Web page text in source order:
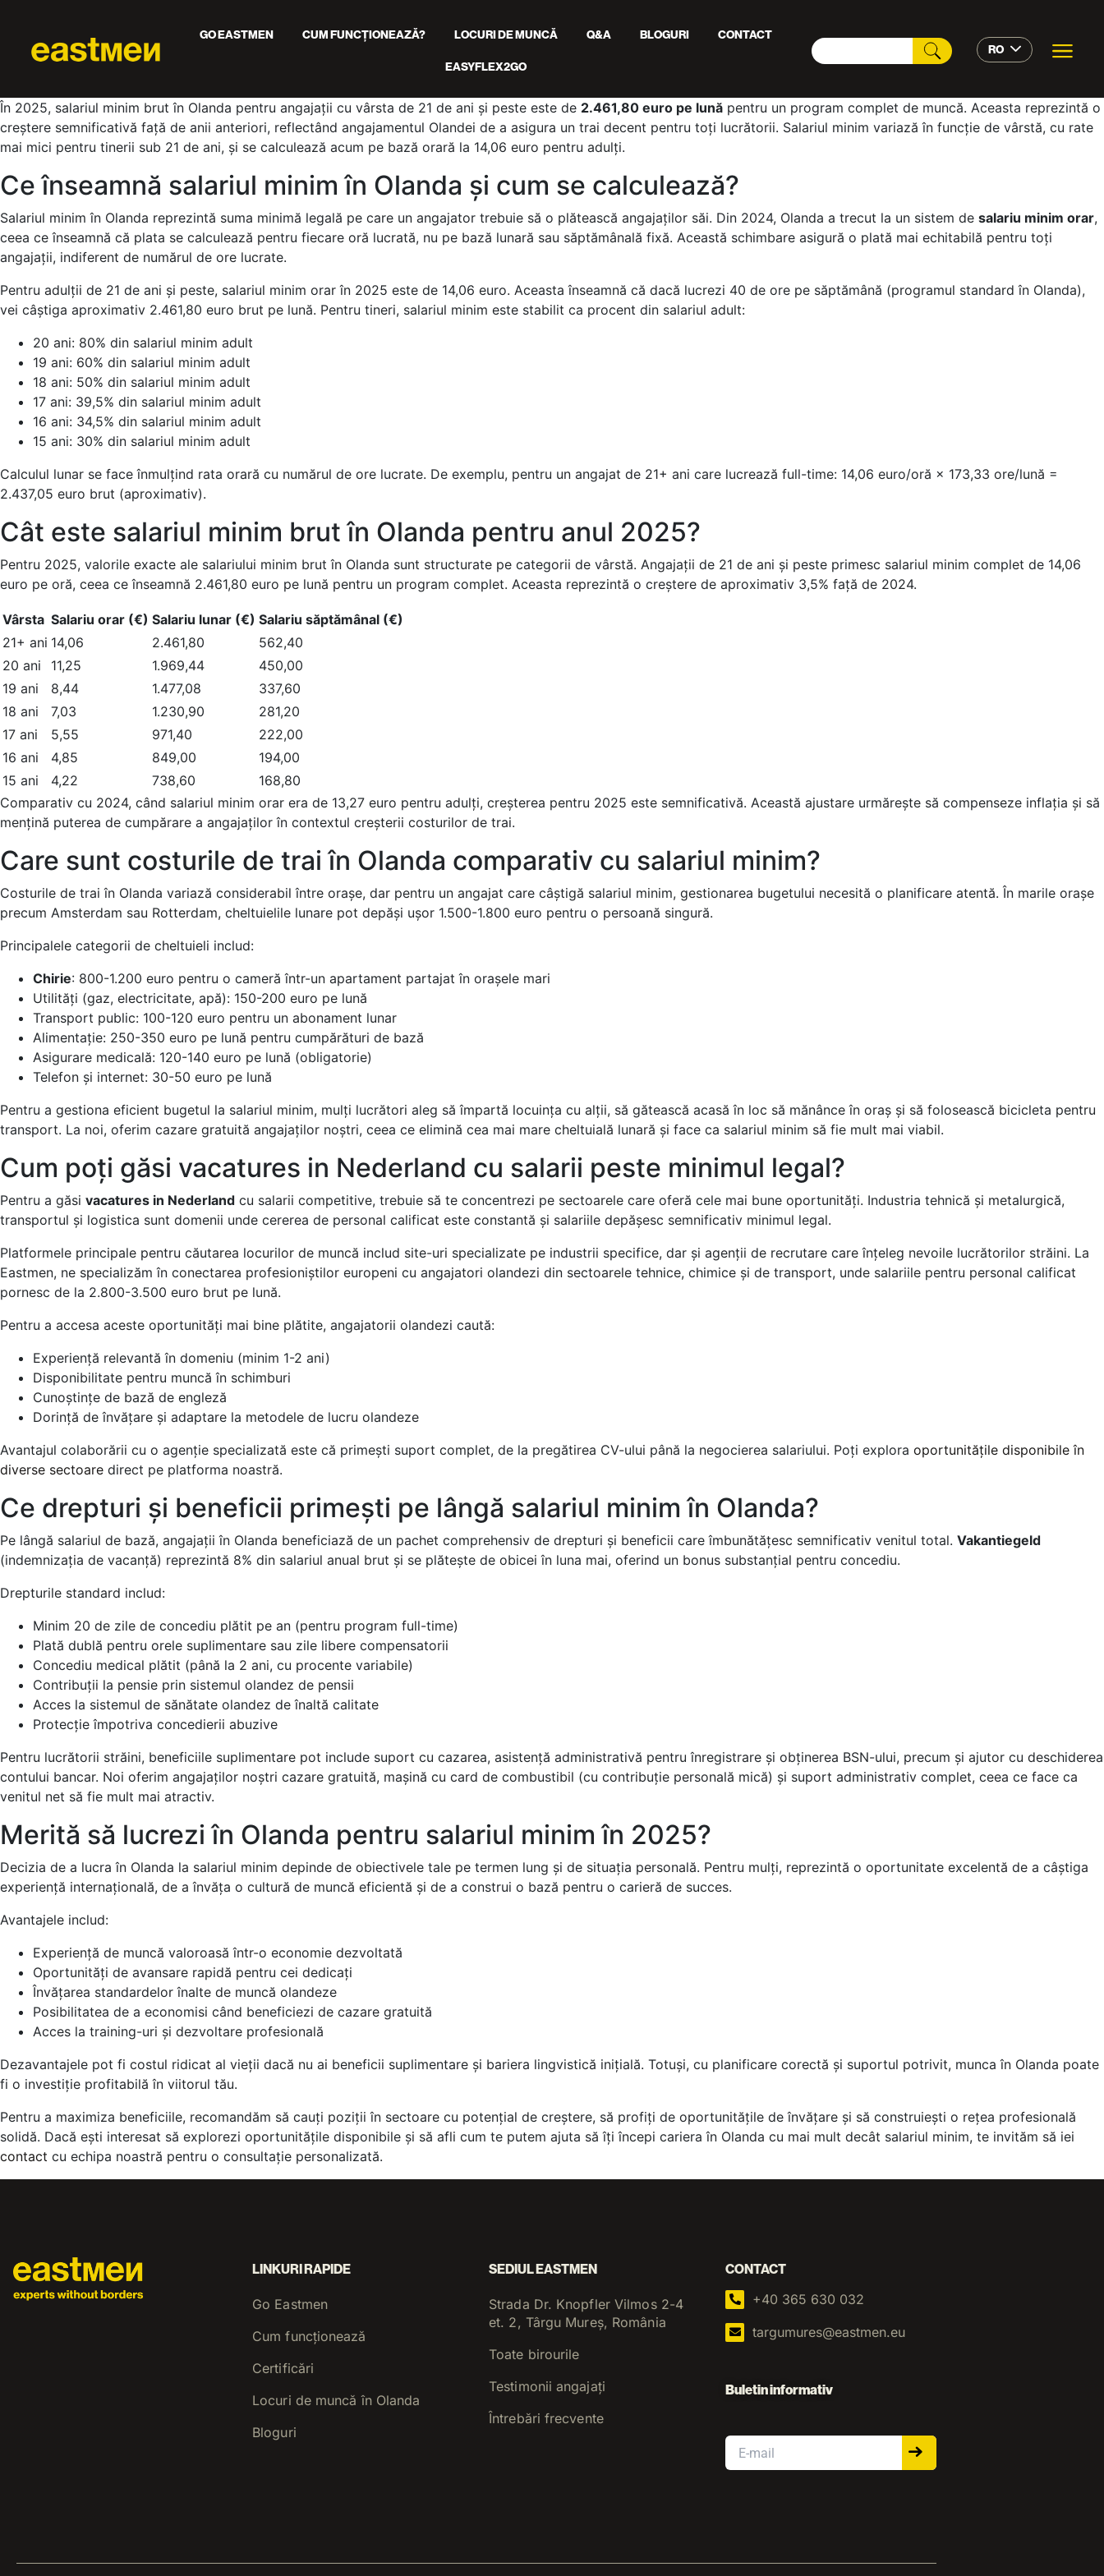
GO EASTMEN CUM FUNCȚIONEAZĂ? LOCURI DE MUNCĂ Q&A BLOGURI CONTACT
EASYFLEX2GO
RO
În 2025, salariul minim brut în Olanda pentru angajații cu vârsta de 21 de ani și peste este de 2.461,80 euro pe lună pentru un program complet de muncă. Aceasta reprezintă o
creștere semnificativă față de anii anteriori, reflectând angajamentul Olandei de a asigura un trai decent pentru toți lucrătorii. Salariul minim variază în funcție de vârstă, cu rate
mai mici pentru tinerii sub 21 de ani, și se calculează acum pe bază orară la 14,06 euro pentru adulți.
Ce înseamnă salariul minim în Olanda și cum se calculează?
Salariul minim în Olanda reprezintă suma minimă legală pe care un angajator trebuie să o plătească angajaților săi. Din 2024, Olanda a trecut la un sistem de salariu minim orar,
ceea ce înseamnă că plata se calculează pentru fiecare oră lucrată, nu pe bază lunară sau săptămânală fixă. Această schimbare asigură o plată mai echitabilă pentru toți
angajații, indiferent de numărul de ore lucrate.
Pentru adulții de 21 de ani și peste, salariul minim orar în 2025 este de 14,06 euro. Aceasta înseamnă că dacă lucrezi 40 de ore pe săptămână (programul standard în Olanda),
vei câștiga aproximativ 2.461,80 euro brut pe lună. Pentru tineri, salariul minim este stabilit ca procent din salariul adult:
20 ani: 80% din salariul minim adult
19 ani: 60% din salariul minim adult
18 ani: 50% din salariul minim adult
17 ani: 39,5% din salariul minim adult
16 ani: 34,5% din salariul minim adult
15 ani: 30% din salariul minim adult
Calculul lunar se face înmulțind rata orară cu numărul de ore lucrate. De exemplu, pentru un angajat de 21+ ani care lucrează full-time: 14,06 euro/oră × 173,33 ore/lună =
2.437,05 euro brut (aproximativ).
Cât este salariul minim brut în Olanda pentru anul 2025?
Pentru 2025, valorile exacte ale salariului minim brut în Olanda sunt structurate pe categorii de vârstă. Angajații de 21 de ani și peste primesc salariul minim complet de 14,06
euro pe oră, ceea ce înseamnă 2.461,80 euro pe lună pentru un program complet. Aceasta reprezintă o creștere de aproximativ 3,5% față de 2024.
Vârsta Salariu orar (€) Salariu lunar (€) Salariu săptămânal (€)
21+ ani 14,06 2.461,80
562,40
20 ani
11,25 1.969,44
450,00
19 ani
8,44 1.477,08
337,60
18 ani
7,03 1.230,90
281,20
17 ani
5,55 971,40
222,00
16 ani
4,85 849,00
194,00
15 ani
4,22 738,60
168,80
Comparativ cu 2024, când salariul minim orar era de 13,27 euro pentru adulți, creșterea pentru 2025 este semnificativă. Această ajustare urmărește să compenseze inflația și să
mențină puterea de cumpărare a angajaților în contextul creșterii costurilor de trai.
Care sunt costurile de trai în Olanda comparativ cu salariul minim?
Costurile de trai în Olanda variază considerabil între orașe, dar pentru un angajat care câștigă salariul minim, gestionarea bugetului necesită o planificare atentă. În marile orașe
precum Amsterdam sau Rotterdam, cheltuielile lunare pot depăși ușor 1.500-1.800 euro pentru o persoană singură.
Principalele categorii de cheltuieli includ:
Chirie: 800-1.200 euro pentru o cameră într-un apartament partajat în orașele mari
Utilități (gaz, electricitate, apă): 150-200 euro pe lună
Transport public: 100-120 euro pentru un abonament lunar
Alimentație: 250-350 euro pe lună pentru cumpărături de bază
Asigurare medicală: 120-140 euro pe lună (obligatorie)
Telefon și internet: 30-50 euro pe lună
Pentru a gestiona eficient bugetul la salariul minim, mulți lucrători aleg să împartă locuința cu alții, să gătească acasă în loc să mănânce în oraș și să folosească bicicleta pentru
transport. La noi, oferim cazare gratuită angajaților noștri, ceea ce elimină cea mai mare cheltuială lunară și face ca salariul minim să fie mult mai viabil.
Cum poți găsi vacatures in Nederland cu salarii peste minimul legal?
Pentru a găsi vacatures in Nederland cu salarii competitive, trebuie să te concentrezi pe sectoarele care oferă cele mai bune oportunități. Industria tehnică și metalurgică,
transportul și logistica sunt domenii unde cererea de personal calificat este constantă și salariile depășesc semnificativ minimul legal.
Platformele principale pentru căutarea locurilor de muncă includ site-uri specializate pe industrii specifice, dar și agenții de recrutare care înțeleg nevoile lucrătorilor străini. La
Eastmen, ne specializăm în conectarea profesioniștilor europeni cu angajatori olandezi din sectoarele tehnice, chimice și de transport, unde salariile pentru personal calificat
pornesc de la 2.800-3.500 euro brut pe lună.
Pentru a accesa aceste oportunități mai bine plătite, angajatorii olandezi caută:
Experiență relevantă în domeniu (minim 1-2 ani)
Disponibilitate pentru muncă în schimburi
Cunoștințe de bază de engleză
Dorință de învățare și adaptare la metodele de lucru olandeze
Avantajul colaborării cu o agenție specializată este că primești suport complet, de la pregătirea CV-ului până la negocierea salariului. Poți explora oportunitățile disponibile în
diverse sectoare direct pe platforma noastră.
Ce drepturi și beneficii primești pe lângă salariul minim în Olanda?
Pe lângă salariul de bază, angajații în Olanda beneficiază de un pachet comprehensiv de drepturi și beneficii care îmbunătățesc semnificativ venitul total. Vakantiegeld
(indemnizația de vacanță) reprezintă 8% din salariul anual brut și se plătește de obicei în luna mai, oferind un bonus substanțial pentru concediu.
Drepturile standard includ:
Minim 20 de zile de concediu plătit pe an (pentru program full-time)
Plată dublă pentru orele suplimentare sau zile libere compensatorii
Concediu medical plătit (până la 2 ani, cu procente variabile)
Contribuții la pensie prin sistemul olandez de pensii
Acces la sistemul de sănătate olandez de înaltă calitate
Protecție împotriva concedierii abuzive
Pentru lucrătorii străini, beneficiile suplimentare pot include suport cu cazarea, asistență administrativă pentru înregistrare și obținerea BSN-ului, precum și ajutor cu deschiderea
contului bancar. Noi oferim angajaților noștri cazare gratuită, mașină cu card de combustibil (cu contribuție personală mică) și suport administrativ complet, ceea ce face ca
venitul net să fie mult mai atractiv.
Merită să lucrezi în Olanda pentru salariul minim în 2025?
Decizia de a lucra în Olanda la salariul minim depinde de obiectivele tale pe termen lung și de situația personală. Pentru mulți, reprezintă o oportunitate excelentă de a câștiga
experiență internațională, de a învăța o cultură de muncă eficientă și de a construi o bază pentru o carieră de succes.
Avantajele includ:
Experiență de muncă valoroasă într-o economie dezvoltată
Oportunități de avansare rapidă pentru cei dedicați
Învățarea standardelor înalte de muncă olandeze
Posibilitatea de a economisi când beneficiezi de cazare gratuită
Acces la training-uri și dezvoltare profesională
Dezavantajele pot fi costul ridicat al vieții dacă nu ai beneficii suplimentare și bariera lingvistică inițială. Totuși, cu planificare corectă și suportul potrivit, munca în Olanda poate
fi o investiție profitabilă în viitorul tău.
Pentru a maximiza beneficiile, recomandăm să cauți poziții în sectoare cu potențial de creștere, să profiți de oportunitățile de învățare și să construiești o rețea profesională
solidă. Dacă ești interesat să explorezi oportunitățile disponibile și să afli cum te putem ajuta să îți începi cariera în Olanda cu mai mult decât salariul minim, te invităm să iei
contact cu echipa noastră pentru o consultație personalizată.
LINKURI RAPIDE
Go Eastmen
Cum funcționează
Certificări
Locuri de muncă în Olanda
Bloguri
SEDIUL EASTMEN
Strada Dr. Knopfler Vilmos 2-4
et. 2, Târgu Mureș, România
Toate birourile
Testimonii angajați
Întrebări frecvente
CONTACT
+40 365 630 032
targumures@eastmen.eu
Buletin informativ